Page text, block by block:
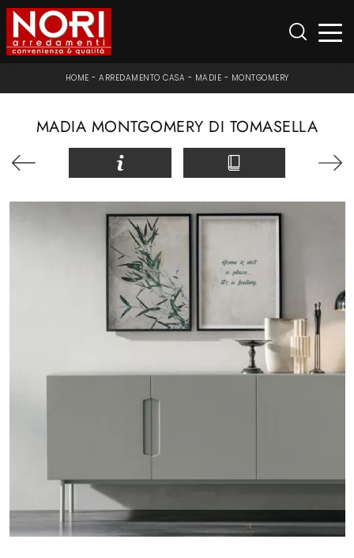
HOME - ARREDAMENTO CASA - MADIE - MONTGOMERY
MADIA MONTGOMERY DI TOMASELLA